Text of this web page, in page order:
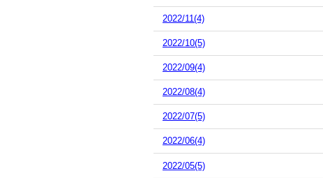
2022/11(4)
2022/10(5)
2022/09(4)
2022/08(4)
2022/07(5)
2022/06(4)
2022/05(5)